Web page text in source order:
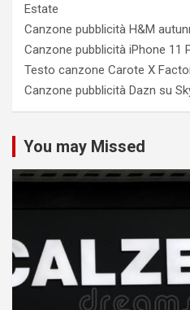
Estate
Canzone pubblicità H&M
Canzone pubblicità iPhone
Testo canzone Carote X
Canzone pubblicità Dazn su
You may Missed